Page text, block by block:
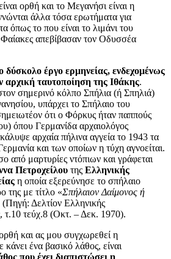
ορθή και το Μεγανήσι είναι η
άλλα τόσα ερωτήματα για
όπως το που είναι το λιμάνι του
απεβίβασαν τον Οδυσσέα
δύσκολο έργο ερμηνείας, ενδεχομένως
αρχική ταυτοποίηση της Ιθάκης.
σημερινό κόλπο Σπήλια (ή Σπηλιά)
υπάρχει το Σπήλαιο του
ότι ο Φόρκυς ήταν παππούς
όπου Γερμανίδα αρχαιολόγος
αρχαία πήλινα αγγεία το 1943 τα
και των οποίων η τύχη αγνοείται.
από μαρτυρίες ντόπιων και γράφεται
Πετροχείλου της Ελληνικής
η οποία εξερεύνησε το σπήλαιο
της με τίτλο «Σπήλαιον Δαίμονος ή
(Πηγή: Δελτίον Ελληνικής
τ.10 τεύχ.8 (Οκτ. – Δεκ. 1970).
και ας μου συγχωρεθεί η
ένα βασικό λάθος, είναι